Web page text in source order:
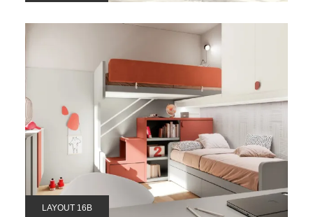
LAYOUT 16B